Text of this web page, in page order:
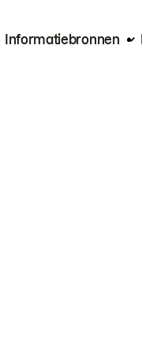
Informatiebronnen